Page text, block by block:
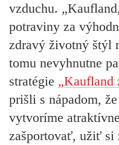
vzduchu.
potraviny za
zdravý životný štýl
tomu nevyhnutne
stratégie „Kaufland
prišli s nápadom,
vytvoríme
zašportovať, užiť si